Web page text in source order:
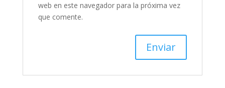
web en este navegador para la próxima vez
que comente.